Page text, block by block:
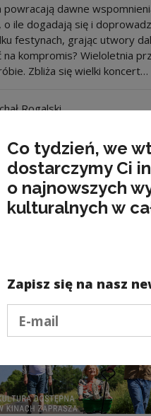
powracają dawne
o ile dogadają się i
festynach, grając utwory
kompromis? Wieloletnia
Zbliża się wielki koncert…
Rogalski
Lubos, Dominika Kluźniak,
Żurawski, Krzysztof Czeczot ,
Uwaga, link
Co tydzień, we
dostarczymy Ci
o najnowszych
kulturalnych w
Zapisz się na nasz